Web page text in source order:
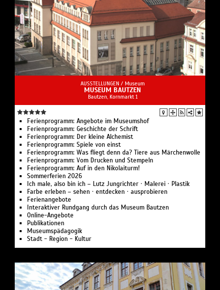
AUSSTELLUNGEN / Museum
MUSEUM BAUTZEN
Bautzen, Kornmarkt 1
Ferienprogramm: Angebote im Museumshof
Ferienprogramm: Geschichte der Schrift
Ferienprogramm: Der kleine Alchemist
Ferienprogramm: Spiele von einst
Ferienprogramm: Was fliegt denn da? Tiere aus Märchenwolle
Ferienprogramm: Vom Drucken und Stempeln
Ferienprogramm: Auf in den Nikolaiturm!
Sommerferien 2026
Ich male, also bin ich – Lutz Jungrichter · Malerei · Plastik
Farbe erleben – sehen · entdecken · ausprobieren
Ferienangebote
Interaktiver Rundgang durch das Museum Bautzen
Online-Angebote
Publikationen
Museumspädagogik
Stadt - Region - Kultur